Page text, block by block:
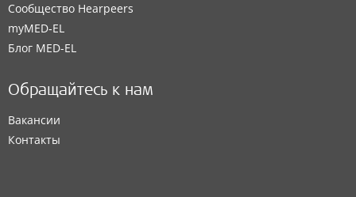
Сообщество Hearpeers
myMED‑EL
Блог MED-EL
Обращайтесь к нам
Вакансии
Контакты